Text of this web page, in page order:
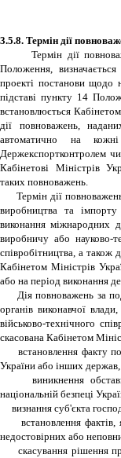
3.5.8. Термін дії
Термін дії
Положення,
проекті постанови щодо
підставі пункту 14
встановлюється
дії повноважень,
автоматично на
Держекспортконтролем
Кабінетові Міністрів
таких повноважень.
Термін дії повноважень
виробництва та
виконання міжнародних
виробничу або науково-
співробітництва, а також
Кабінетом Міністрів
або на період виконання
Дія повноважень за
органів виконавчої
військово-технічного
скасована Кабінетом
встановлення факту
України або інших
виникнення
національній безпеці
визнання суб'єкта
встановлення фактів,
недостовірних або
скасування рішення